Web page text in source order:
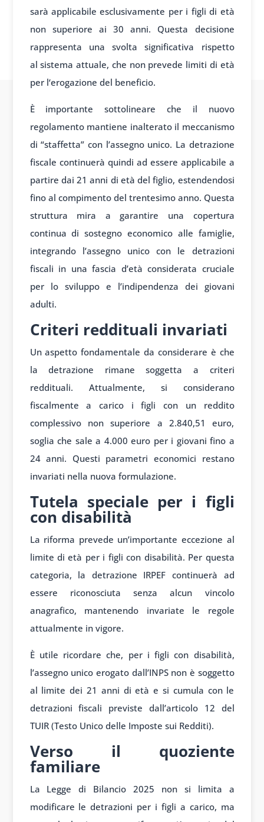
sarà applicabile esclusivamente per i figli di età
non superiore ai 30 anni. Questa decisione
rappresenta una svolta significativa rispetto
al sistema attuale, che nonprevede limiti di età
per l‘erogazione del beneficio.
È importante sottolineare che il nuovo
regolamento mantiene inalterato il meccanismo
di “staffetta” con l’assegno unico. La detrazione
fiscale continuerà quindi ad essere applicabile a
partire dai 21 anni di età del figlio, estendendosi
fino al compimento del trentesimo anno. Questa
struttura mira a garantire una copertura
continua di sostegno economico alle famiglie,
integrando l’assegno unico con le detrazioni
fiscali in una fascia d’età considerata cruciale
per lo sviluppo e l’indipendenza dei giovani
adulti.
Criteri reddituali invariati
Un aspetto fondamentale da considerare è che
la detrazione rimane soggetta a criteri
reddituali. Attualmente, si considerano
fiscalmente a carico i figli con un reddito
complessivo non superiore a 2.840,51 euro,
soglia che sale a 4.000 euro per i giovani fino a
24 anni. Questi parametri economici restano
invariati nella nuova formulazione.
Tutela speciale per i figli
con disabilità
La riforma prevede un’importante eccezione al
limite di età per i figli con disabilità. Per questa
categoria, la detrazione IRPEF continuerà ad
essere riconosciuta senza alcun vincolo
anagrafico, mantenendo invariate le regole
attualmente in vigore.
È utile ricordare che, per i figli con disabilità,
l’assegno unico erogato dall’INPS non è soggetto
al limite dei 21 anni di età e si cumula con le
detrazioni fiscali previste dall’articolo 12 del
TUIR (Testo Unico delle Imposte sui Redditi).
Verso il quoziente
familiare
La Legge di Bilancio 2025 non si limita a
modificare le detrazioni per i figli a carico, ma